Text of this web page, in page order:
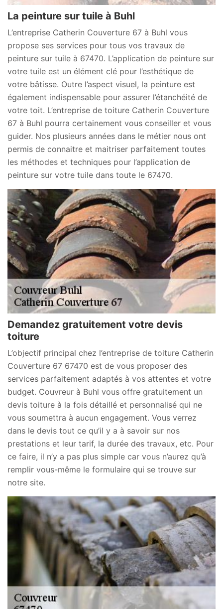
La peinture sur tuile à Buhl
L’entreprise Catherin Couverture 67 à Buhl vous
propose ses services pour tous vos travaux de
peinture sur tuile à 67470. L’application de peinture sur
votre tuile est un élément clé pour l’esthétique de
votre bâtisse. Outre l’aspect visuel, la peinture est
également indispensable pour assurer l’étanchéité de
votre toit. L’entreprise de toiture Catherin Couverture
67 à Buhl pourra certainement vous conseiller et vous
guider. Nos plusieurs années dans le métier nous ont
permis de connaitre et maitriser parfaitement toutes
les méthodes et techniques pour l’application de
peinture sur votre tuile dans toute le 67470.
Demandez gratuitement votre devis
toiture
L’objectif principal chez l’entreprise de toiture Catherin
Couverture 67 67470 est de vous proposer des
services parfaitement adaptés à vos attentes et votre
budget. Couvreur à Buhl vous offre gratuitement un
devis toiture à la fois détaillé et personnalisé qui ne
vous soumettra à aucun engagement. Vous verrez
dans le devis tout ce qu’il y a à savoir sur nos
prestations et leur tarif, la durée des travaux, etc. Pour
ce faire, il n’y a pas plus simple car vous n’aurez qu’à
remplir vous-même le formulaire qui se trouve sur
notre site.